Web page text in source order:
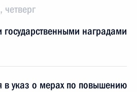
наградами
в указ о мерах по повышению